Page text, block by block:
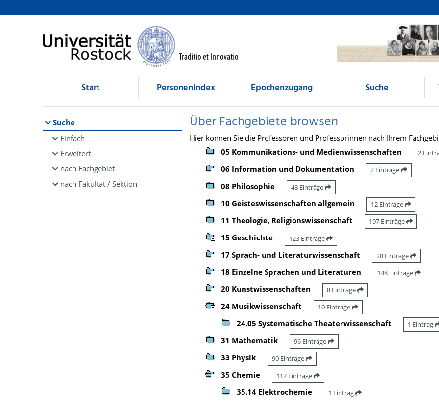
Browsen
direkt zum Inhalt
Start Personenindex Epochenzugang Suche
Suche
Einfach
Erweitert
nach Fachgebiet
nach Fakultät / Sektion
Über Fachgebiete browsen
Hier können Sie die Professoren und Professorinnen nach Ihrem
05 Kommunikations- und Medienwissenschaften
2
06 Information und Dokumentation 2 Einträge
08 Philosophie 48 Einträge
10 Geisteswissenschaften allgemein 12 Einträge
11 Theologie, Religionswissenschaft 197 Einträge
15 Geschichte 123 Einträge
17 Sprach- und Literaturwissenschaft 28 Einträge
18 Einzelne Sprachen und Literaturen 148 Einträge
20 Kunstwissenschaften 8 Einträge
24 Musikwissenschaft 10 Einträge
24.05 Systematische Theaterwissenschaft 1 Eintrag
31 Mathematik 96 Einträge
33 Physik 90 Einträge
35 Chemie 117 Einträge
35.14 Elektrochemie 1 Eintrag